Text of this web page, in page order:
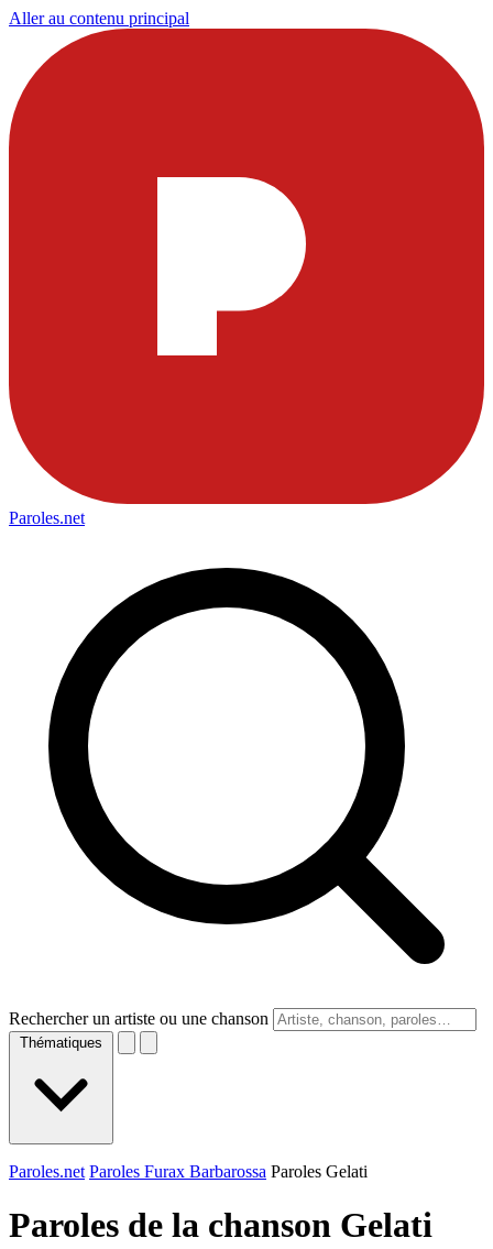
Aller au contenu principal
Paroles.net
Rechercher un artiste ou une chanson
Thématiques
Paroles.net Paroles Furax Barbarossa Paroles Gelati
Paroles de la chanson Gelati